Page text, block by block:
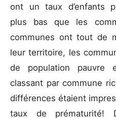
ont un taux d’enfants
plus bas que les
communes ont tout de
leur territoire, les
de population pauvre
classant par commune
différences étaient
taux de prématurité!